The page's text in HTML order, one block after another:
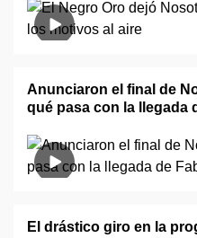
Anunciaron el final de
qué pasa con la llegada
El drástico giro en la